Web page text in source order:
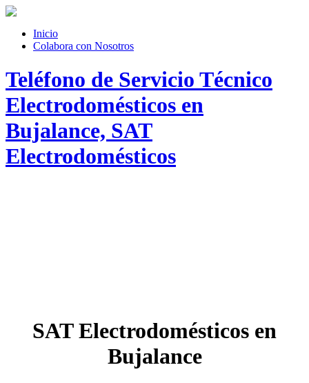
Inicio
Colabora con Nosotros
Teléfono de Servicio Técnico
Electrodomésticos en
Bujalance, SAT
Electrodomésticos
SAT Electrodomésticos en
Bujalance